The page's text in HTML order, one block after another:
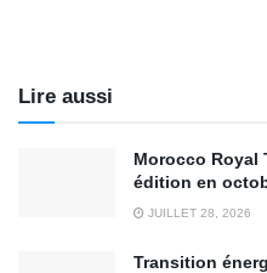
Lire aussi
Morocco Royal
édition en
JUILLET 28, 2026
Transition